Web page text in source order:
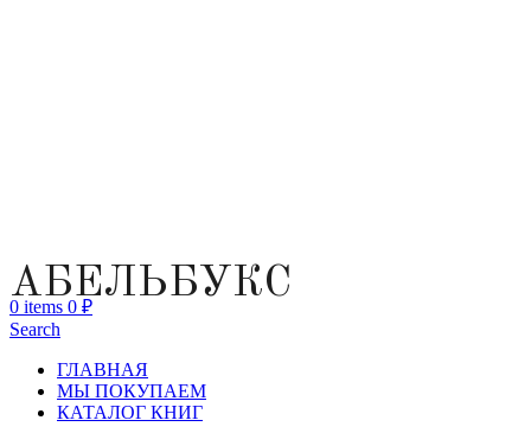
АБЕЛЬБУКС
0 items 0 ₽
Search
ГЛАВНАЯ
МЫ ПОКУПАЕМ
КАТАЛОГ КНИГ